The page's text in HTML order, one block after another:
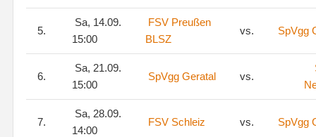
5.
Sa, 14.09.
15:00
FSV Preußen
BLSZ
vs. SpVgg
6.
Sa, 21.09.
15:00
SpVgg Geratal vs.
7.
Sa, 28.09.
14:00
FSV Schleiz vs. SpVgg